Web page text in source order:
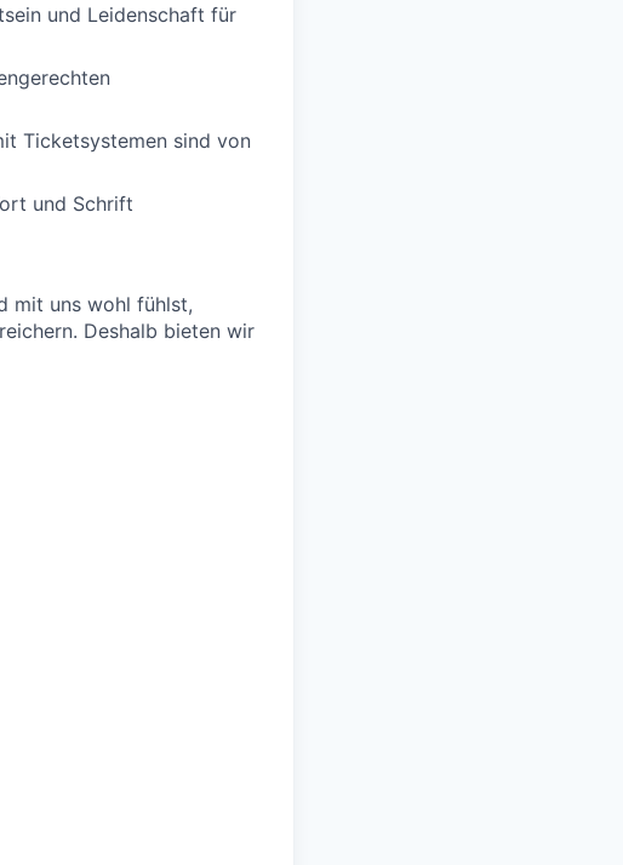
und Leidenschaft für
Ticketsystemen sind von
und Schrift
mit uns wohl fühlst,
Deshalb bieten wir